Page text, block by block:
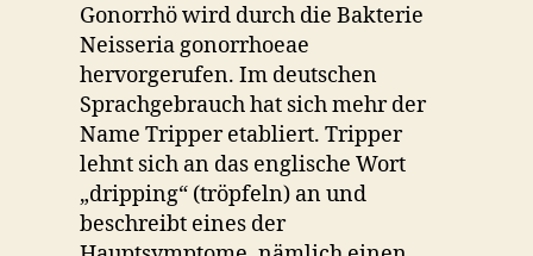
Gonorrhö wird durch die Bakterie
Neisseria gonorrhoeae
hervorgerufen. Im deutschen
Sprachgebrauch hat sich mehr der
Name Tripper etabliert. Tripper
lehnt sich an das englische Wort
„dripping“ (tröpfeln) an und
beschreibt eines der